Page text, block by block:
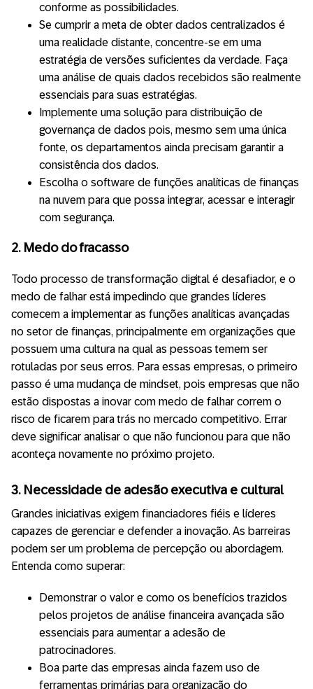
conforme as possibilidades.
Se cumprir a meta de obter dados centralizados é
uma realidade distante, concentre-se em uma
estratégia de versões suficientes da verdade. Faça
uma análise de quais dados recebidos são realmente
essenciais para suas estratégias.
Implemente uma solução para distribuição de
governança de dados pois, mesmo sem uma única
fonte, os departamentos ainda precisam garantir a
consistência dos dados.
Escolha o software de funções analíticas de finanças
na nuvem para que possa integrar, acessar e interagir
com segurança.
2. Medo do fracasso
Todo processo de transformação digital é desafiador, e o
medo de falhar está impedindo que grandes líderes
comecem a implementar as funções analíticas avançadas
no setor de finanças, principalmente em organizações que
possuem uma cultura na qual as pessoas temem ser
rotuladas por seus erros. Para essas empresas, o primeiro
passo é uma mudança de mindset, pois empresas que não
estão dispostas a inovar com medo de falhar correm o
risco de ficarem para trás no mercado competitivo. Errar
deve significar analisar o que não funcionou para que não
aconteça novamente no próximo projeto.
3. Necessidade de adesão executiva e cultural
Grandes iniciativas exigem financiadores fiéis e líderes
capazes de gerenciar e defender a inovação. As barreiras
podem ser um problema de percepção ou abordagem.
Entenda como superar:
Demonstrar o valor e como os benefícios trazidos
pelos projetos de análise financeira avançada são
essenciais para aumentar a adesão de
patrocinadores.
Boa parte das empresas ainda fazem uso de
ferramentas primárias para organização do